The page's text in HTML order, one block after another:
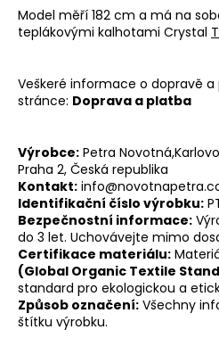
Model měří 182 cm a má na
teplákovými kalhotami Crystal
Veškeré informace o dopravě
stránce: Doprava a platba
Výrobce: Petra Novotná,
Praha 2, Česká republika
Kontakt:
Identifikační číslo výrobku:
Bezpečnostní informace:
do 3 let. Uchovávejte mimo
Certifikace materiálu:
(Global Organic Textile
standard pro ekologickou a
Způsob označení: Všechny
štítku výrobku.